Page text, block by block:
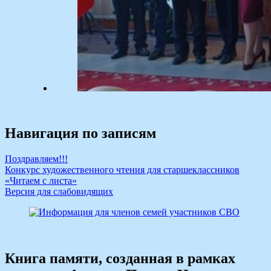
Навигация по записям
Поздравляем!!!
Конкурс художественного чтения для старшеклассников
«Читаем с листа»
Версия для слабовидящих
Книга памяти, созданная в рамках